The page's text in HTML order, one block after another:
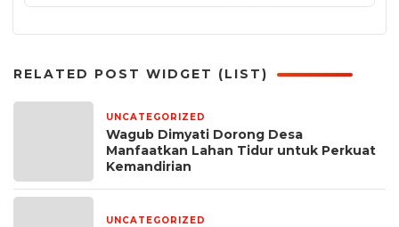
RELATED POST WIDGET (LIST)
UNCATEGORIZED
Wagub Dimyati Dorong Desa
Manfaatkan Lahan Tidur untuk Perkuat
Kemandirian
UNCATEGORIZED